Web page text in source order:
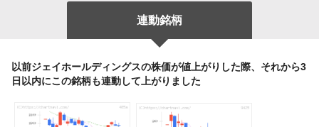
連動銘柄
以前ジェイホールディングスの株価が値上がりした際、それから3
日以内にこの銘柄も連動して上がりました